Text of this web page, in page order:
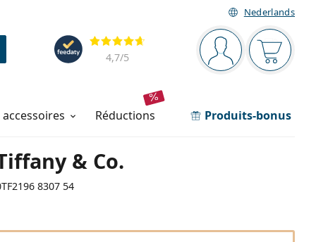
Nederlands
Barre de navigation
Vous êtesVotre
Évaluation
4,7/5
réductions Produits-bonus
& Co.
8307 54